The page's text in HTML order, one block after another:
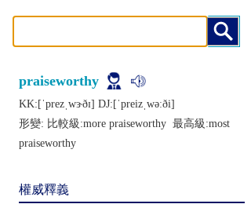
praiseworthy
KK:[ˈprеzˌwɝðɪ] DJ:[ˈprеizˌwǝːði]
形變: 比較級:more praiseworthy 最高級:most
praiseworthy
權威釋義